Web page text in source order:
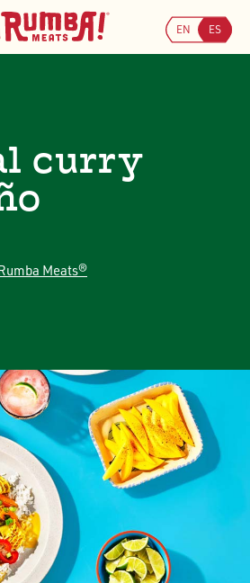
COMPRAR
PROGRAMA DE CUPONES
EN ES
curry
Meats®